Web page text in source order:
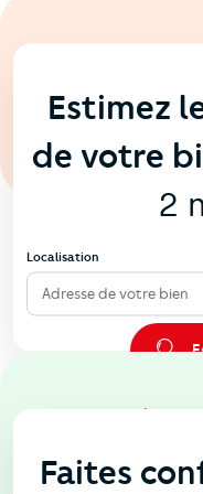
Estimez
de votre
2
Localisation
Adresse de votre bien
Faites